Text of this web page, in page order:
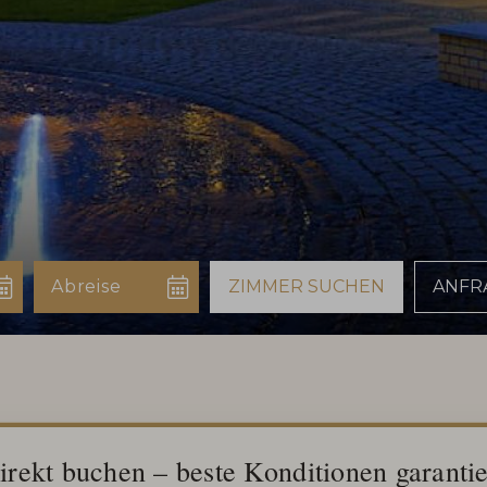
buchen – beste Konditionen